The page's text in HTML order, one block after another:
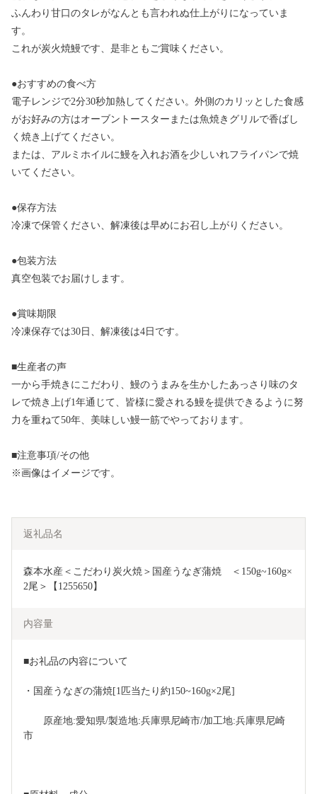
ふんわり甘口のタレがなんとも言われぬ仕上がりになっていま
す。
これが炭火焼鰻です、是非ともご賞味ください。
●おすすめの食べ方
電子レンジで2分30秒加熱してください。外側のカリッとした食感
がお好みの方はオーブントースターまたは魚焼きグリルで香ばし
く焼き上げてください。
または、アルミホイルに鰻を入れお酒を少しいれフライパンで焼
いてください。
●保存方法
冷凍で保管ください、解凍後は早めにお召し上がりください。
●包装方法
真空包装でお届けします。
●賞味期限
冷凍保存では30日、解凍後は4日です。
■生産者の声
一から手焼きにこだわり、鰻のうまみを生かしたあっさり味のタ
レで焼き上げ1年通じて、皆様に愛される鰻を提供できるように努
力を重ねて50年、美味しい鰻一筋でやっております。
■注意事項/その他
※画像はイメージです。
返礼品名
森本水産＜こだわり炭火焼＞国産うなぎ蒲焼　＜150g~160g×
2尾＞【1255650】
内容量
■お礼品の内容について
・国産うなぎの蒲焼[1匹当たり約150~160g×2尾]
原産地:愛知県/製造地:兵庫県尼崎市/加工地:兵庫県尼崎
市